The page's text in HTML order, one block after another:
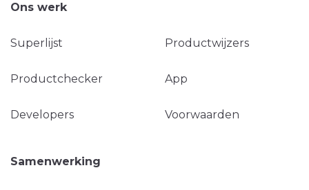
Ons werk
Superlijst Productwijzers
Productchecker App
Developers Voorwaarden
Samenwerking